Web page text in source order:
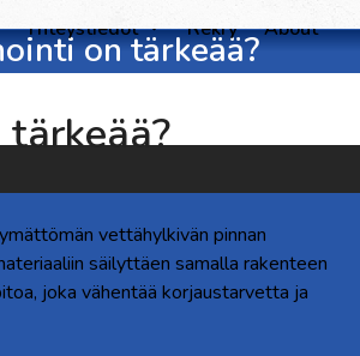
Yhteystiedot Rekry About
on tärkeää?
vettähylkivän pinnan
säilyttäen samalla rakenteen
joka vähentää korjaustarvetta ja